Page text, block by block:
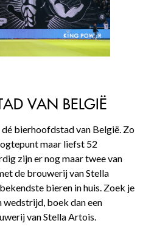
VAN BELGIË
bierhoofdstad van België. Zo
maar liefst 52
zijn er nog maar twee van
de brouwerij van Stella
bieren in huis. Zoek je
wedstrijd, boek dan een
van Stella Artois.